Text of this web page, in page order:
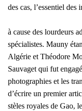
des cas, l’essentiel des
à cause des lourdeurs
spécialistes. Mauny
Algérie et Théodore
Sauvaget qui fut
photographies et les
d’écrire un premier
stèles royales de Gao,